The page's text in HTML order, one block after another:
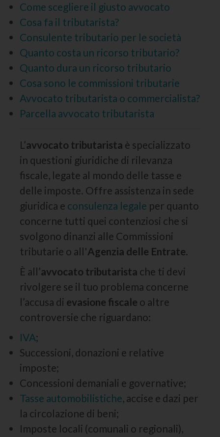
Come scegliere il giusto avvocato
Cosa fa il tributarista?
Consulente tributario per le società
Quanto costa un ricorso tributario?
Quanto dura un ricorso tributario
Cosa sono le commissioni tributarie
Avvocato tributarista o commercialista?
Parcella avvocato tributarista
L’avvocato tributarista è specializzato
in questioni giuridiche di rilevanza
fiscale, legate al mondo delle tasse e
delle imposte. Offre assistenza in sede
giuridica e consulenza legale per quanto
concerne tutti quei contenziosi che si
svolgono dinanzi alle Commissioni
tributarie o all'Agenzia delle Entrate.
È all’avvocato tributarista che ti devi
rivolgere se il tuo problema concerne
l’accusa di evasione fiscale o altre
controversie che riguardano:
IVA;
Successioni, donazioni e relative
imposte;
Concessioni demaniali e governative;
Tasse automobilistiche, accise e dazi per
la circolazione di beni;
Imposte locali (comunali o regionali),